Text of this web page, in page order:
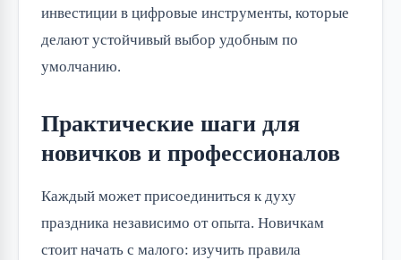
инвестиции в цифровые инструменты, которые
делают устойчивый выбор удобным по
умолчанию.
Практические шаги для
новичков и профессионалов
Каждый может присоединиться к духу
праздника независимо от опыта. Новичкам
стоит начать с малого: изучить правила